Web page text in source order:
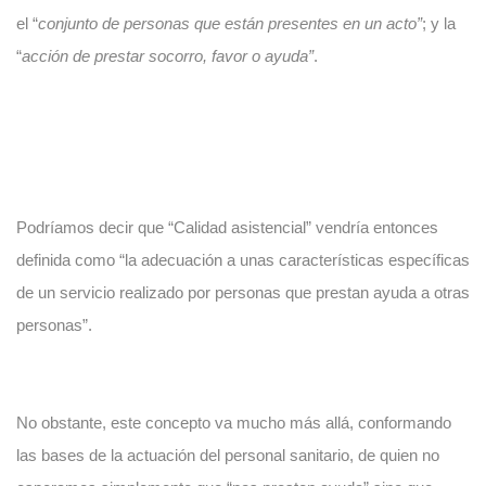
el “conjunto de personas que están presentes en un acto”; y la
“acción de prestar socorro, favor o ayuda”.
Podríamos decir que “Calidad asistencial” vendría entonces
definida como “la adecuación a unas características específicas
de un servicio realizado por personas que prestan ayuda a otras
personas”.
No obstante, este concepto va mucho más allá, conformando
las bases de la actuación del personal sanitario, de quien no